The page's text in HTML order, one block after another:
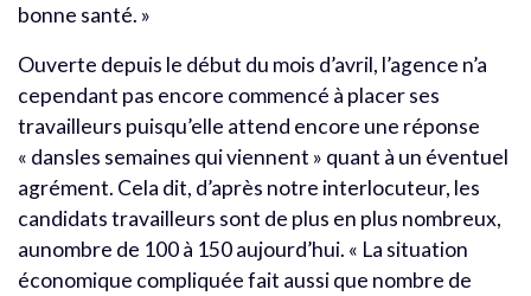
bonne santé. »
Ouverte depuis le début du mois d’avril, l’agence n’a
cependant pas encore commencé à placer ses
travailleurs puisqu’elle attend encore une réponse
« dansles semaines qui viennent » quant à un éventuel
agrément. Cela dit, d’après notre interlocuteur, les
candidats travailleurs sont de plus en plus nombreux,
aunombre de 100 à 150 aujourd’hui. « La situation
économique compliquée fait aussi que nombre de